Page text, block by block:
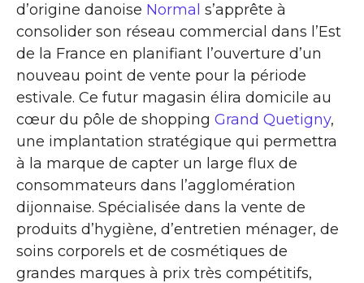
d’origine danoise Normal s’apprête à
consolider son réseau commercial dans l’Est
de la France en planifiant l’ouverture d’un
nouveau point de vente pour la période
estivale. Ce futur magasin élira domicile au
cœur du pôle de shopping Grand Quetigny,
une implantation stratégique qui permettra
à la marque de capter un large flux de
consommateurs dans l’agglomération
dijonnaise. Spécialisée dans la vente de
produits d’hygiène, d’entretien ménager, de
soins corporels et de cosmétiques de
grandes marques à prix très compétitifs,